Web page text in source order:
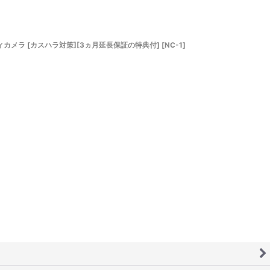
メラ [カスハラ対策][3ヵ月延長保証の特典付] [NC-1]